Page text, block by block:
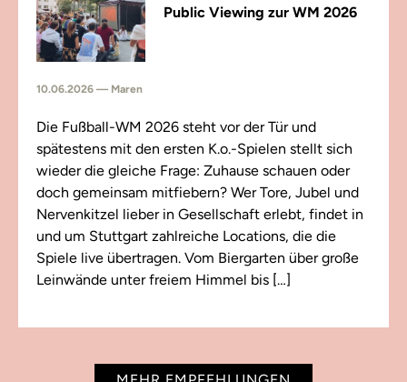
Public Viewing zur WM 2026
10.06.2026 — Maren
Die Fußball-WM 2026 steht vor der Tür und
spätestens mit den ersten K.o.-Spielen stellt sich
wieder die gleiche Frage: Zuhause schauen oder
doch gemeinsam mitfiebern? Wer Tore, Jubel und
Nervenkitzel lieber in Gesellschaft erlebt, findet in
und um Stuttgart zahlreiche Locations, die die
Spiele live übertragen. Vom Biergarten über große
Leinwände unter freiem Himmel bis […]